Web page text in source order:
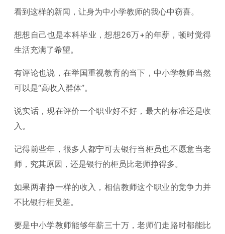
看到这样的新闻，让身为中小学教师的我心中窃喜。
想想自己也是本科毕业，想想26万+的年薪，顿时觉得
生活充满了希望。
有评论也说，在举国重视教育的当下，中小学教师当然
可以是“高收入群体”。
说实话，现在评价一个职业好不好，最大的标准还是收
入。
记得前些年，很多人都宁可去银行当柜员也不愿意当老
师，究其原因，还是银行的柜员比老师挣得多。
如果两者挣一样的收入，相信教师这个职业的竞争力并
不比银行柜员差。
要是中小学教师能够年薪三十万，老师们走路时都能比